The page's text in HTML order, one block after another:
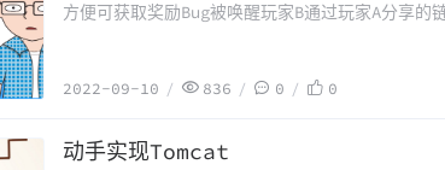
方便可获取奖励Bug被唤醒玩家B通过玩家A分享的
2022-09-10 836 0 0
2022-08-31
动手实现Tomcat